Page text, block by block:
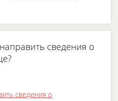
сведения о
сведения о